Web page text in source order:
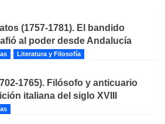
(1757-1781). El bandido
al poder desde Andalucía
Literatura y Filosofía
1765). Filósofo y anticuario
italiana del siglo XVIII